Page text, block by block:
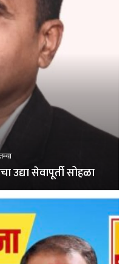
उद्या सेवापूर्ती सोहळा